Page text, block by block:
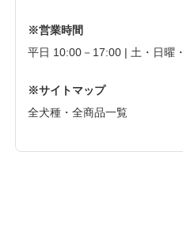
※営業時間
平日 10:00－17:00 | 土・日曜
※サイトマップ
全犬種・全商品一覧